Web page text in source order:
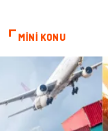
Dernekler ve Birlikler
Kiralama Servisleri
Doğal Enerji
MİNİ KONU